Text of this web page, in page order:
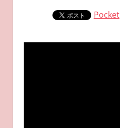
Pocket